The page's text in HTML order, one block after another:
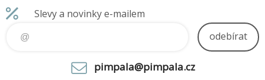
Slevy a novinky e-mailem
odebírat
pimpala@pimpala.cz